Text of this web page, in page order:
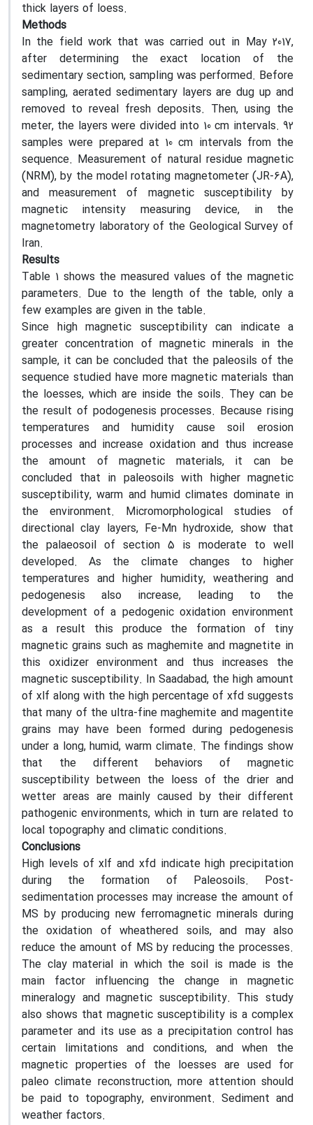
thick layers of loess.
Methods
In the field work that was carried out in May 2017,
after determining the exact location of the
sedimentary section, sampling was performed. Before
sampling, aerated sedimentary layers are dug up and
removed to reveal fresh deposits. Then, using the
meter, the layers were divided into 10 cm intervals. 92
samples were prepared at 10 cm intervals from the
sequence. Measurement of natural residue magnetic
(NRM), by the model rotating magnetometer (JR-6A),
and measurement of magnetic susceptibility by
magnetic intensity measuring device, in the
magnetometry laboratory of the Geological Survey of
Iran.
Results
Table 1 shows the measured values of the magnetic
parameters. Due to the length of the table, only a
few examples are given in the table.
Since high magnetic susceptibility can indicate a
greater concentration of magnetic minerals in the
sample, it can be concluded that the paleosils of the
sequence studied have more magnetic materials than
the loesses, which are inside the soils. They can be
the result of podogenesis processes. Because rising
temperatures and humidity cause soil erosion
processes and increase oxidation and thus increase
the amount of magnetic materials, it can be
concluded that in paleosoils with higher magnetic
susceptibility, warm and humid climates dominate in
the environment. Micromorphological studies of
directional clay layers, Fe-Mn hydroxide, show that
the palaeosoil of section 5 is moderate to well
developed. As the climate changes to higher
temperatures and higher humidity, weathering and
pedogenesis also increase, leading to the
development of a pedogenic oxidation environment
as a result this produce the formation of tiny
magnetic grains such as maghemite and magnetite in
this oxidizer environment and thus increases the
magnetic susceptibility. In Saadabad, the high amount
of xlf along with the high percentage of xfd suggests
that many of the ultra-fine maghemite and magentite
grains may have been formed during pedogenesis
under a long, humid, warm climate. The findings show
that the different behaviors of magnetic
susceptibility between the loess of the drier and
wetter areas are mainly caused by their different
pathogenic environments, which in turn are related to
local topography and climatic conditions.
Conclusions
High levels of xlf and xfd indicate high precipitation
during the formation of Paleosoils. Post-
sedimentation processes may increase the amount of
MS by producing new ferromagnetic minerals during
the oxidation of wheathered soils, and may also
reduce the amount of MS by reducing the processes.
The clay material in which the soil is made is the
main factor influencing the change in magnetic
mineralogy and magnetic susceptibility. This study
also shows that magnetic susceptibility is a complex
parameter and its use as a precipitation control has
certain limitations and conditions, and when the
magnetic properties of the loesses are used for
paleo climate reconstruction, more attention should
be paid to topography, environment. Sediment and
weather factors.